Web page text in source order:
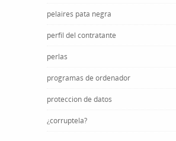
pelaires pata negra
perfil del contratante
perlas
programas de ordenador
proteccion de datos
¿corruptela?